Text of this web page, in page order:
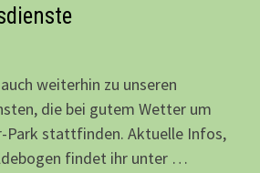
weiterhin zu unseren
die bei gutem Wetter um
Park stattfinden. Aktuelle Infos,
findet ihr unter …